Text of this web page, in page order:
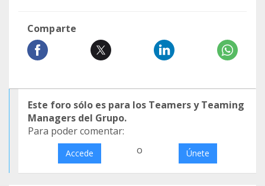
Comparte
Este foro sólo es para los Teamers y Teaming
Managers del Grupo.
Para poder comentar:
Accede o Únete